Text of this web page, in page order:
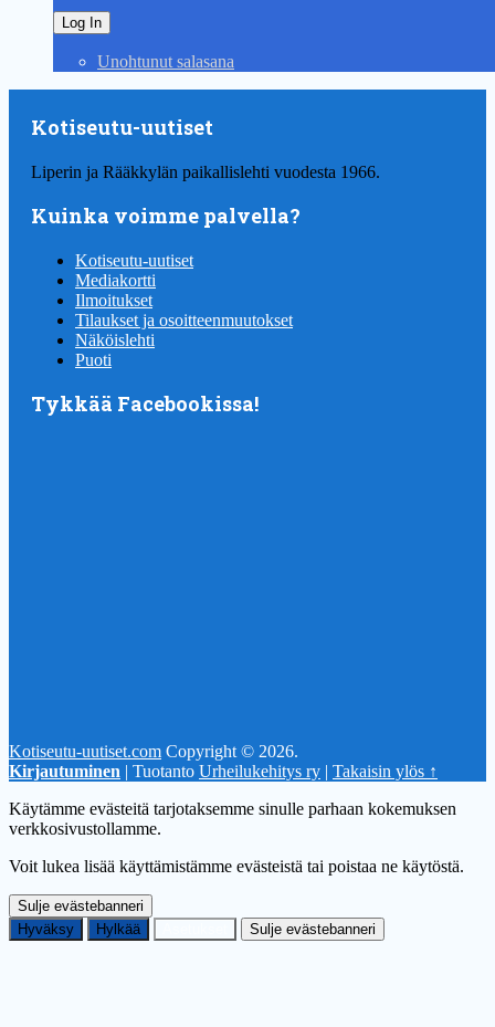
Unohtunut salasana
Kotiseutu-uutiset
Liperin ja Rääkkylän paikallislehti vuodesta 1966.
Kuinka voimme palvella?
Kotiseutu-uutiset
Mediakortti
Ilmoitukset
Tilaukset ja osoitteenmuutokset
Näköislehti
Puoti
Tykkää Facebookissa!
Kotiseutu-uutiset.com Copyright © 2026.
Kirjautuminen | Tuotanto Urheilukehitys ry | Takaisin ylös ↑
Käytämme evästeitä tarjotaksemme sinulle parhaan kokemuksen
verkkosivustollamme.
Voit lukea lisää käyttämistämme evästeistä tai poistaa ne käytöstä.
Sulje evästebanneri
Hyväksy
Hylkää Sulje evästebanneri